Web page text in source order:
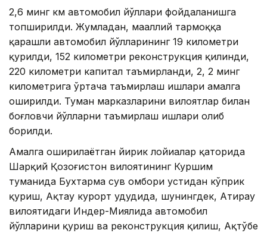
2,6 минг км автомобил йўллари фойдаланишга
топширилди. Жумладан, маҳаллий тармоққа
қарашли автомобил йўлларининг 19 километри
қурилди, 152 километри реконструкция қилинди,
220 километри капитал таъмирланди, 2, 2 минг
километрига ўртача таъмирлаш ишлари амалга
оширилди. Туман марказларини вилоятлар билан
боғловчи йўлларни таъмирлаш ишлари олиб
борилди.
Амалга оширилаётган йирик лойиҳалар қаторида
Шарқий Қозоғистон вилоятининг Куршим
туманида Бухтарма сув омбори устидан кўприк
қуриш, Ақтау курорт ҳудудида, шунингдек, Атирау
вилоятидаги Индер-Миялида автомобил
йўлларини қуриш ва реконструкция қилиш, Ақтўбе